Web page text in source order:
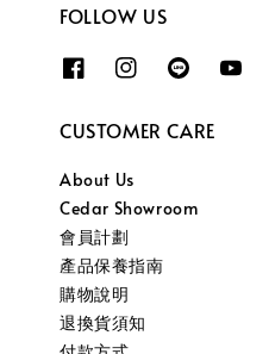
FOLLOW US
CUSTOMER CARE
About Us
Cedar Showroom
會員計劃
產品保養指南
購物說明
退換貨須知